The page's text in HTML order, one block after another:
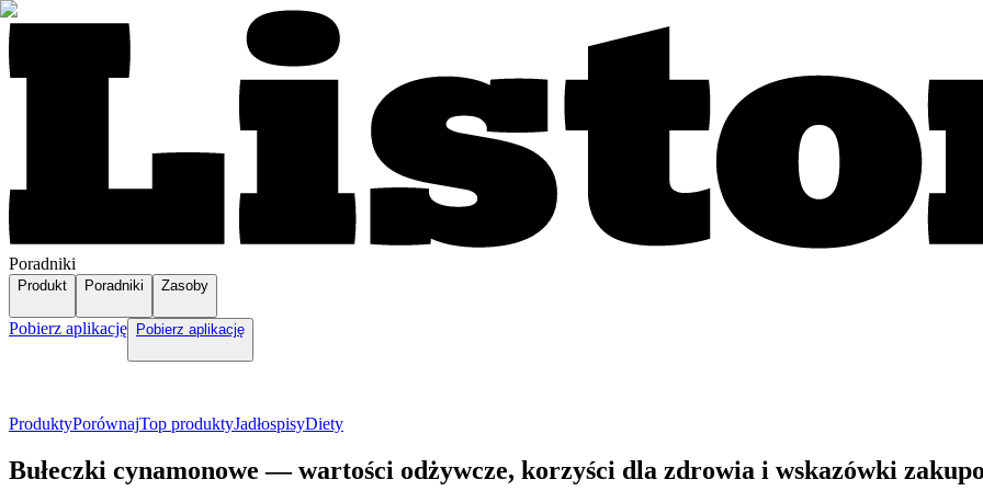
Poradniki
Produkt Poradniki Zasoby
Pobierz aplikację Pobierz aplikację
ProduktyPorównajTop produktyJadłospisyDiety
Bułeczki cynamonowe — wartości odżywcze, korzyści dla zdrowia i wskazówki